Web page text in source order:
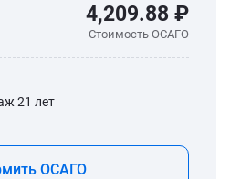
4,209.88 ₽
Стоимость ОСАГО
21 лет
ОСАГО